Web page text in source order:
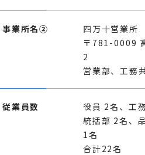
事業所名②
四万十営業所
〒781-0009
2
営業部、工務
従業員数
役員 2名、工
統括部 2名、
1名
合計22名